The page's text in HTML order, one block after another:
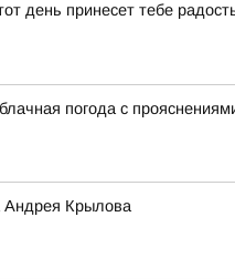
день принесет тебе
погода с
Андрея Крылова